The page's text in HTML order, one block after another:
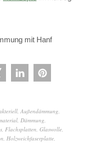
mit Hanf
, Außendämmung,
, Dämmung,
, Flachsplatten, Glaswolle,
, Holzweichfaserplatte,